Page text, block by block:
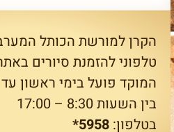
הקרן למורשת הכותל
טלפוני להזמנת סיורים
המוקד פועל בימי ראשון
בין השעות 8:30 – 17:00
בטלפון: 5958*